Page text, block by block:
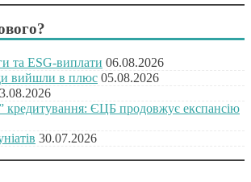
та ESG-виплати 06.08.2026
вийшли в плюс 05.08.2026
кредитування: ЄЦБ продовжує експансію
30.07.2026